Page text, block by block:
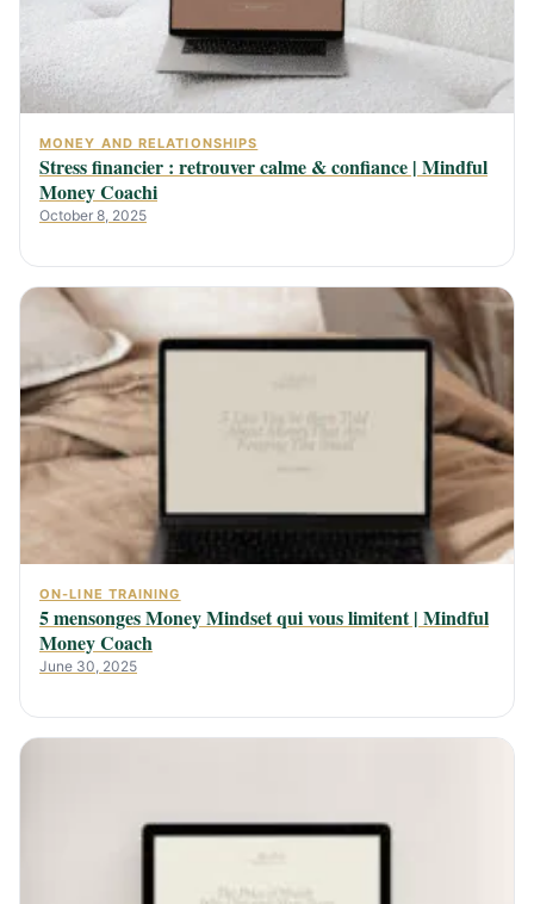
MONEY AND RELATIONSHIPS
Stress financier : retrouver calme & confiance | Mindful
Money Coachi
October 8, 2025
ON-LINE TRAINING
5 mensonges Money Mindset qui vous limitent | Mindful
Money Coach
June 30, 2025